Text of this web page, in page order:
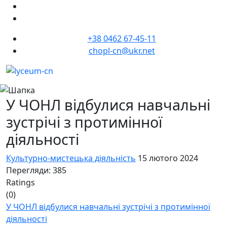
+38 0462 67-45-11
chopl-cn@ukr.net
У ЧОНЛ відбулися навчальні
зустрічі з протимінної
діяльності
Культурно-мистецька діяльність 15 лютого 2024
Перегляди: 385
Ratings
(0)
У ЧОНЛ відбулися навчальні зустрічі з протимінної
діяльності